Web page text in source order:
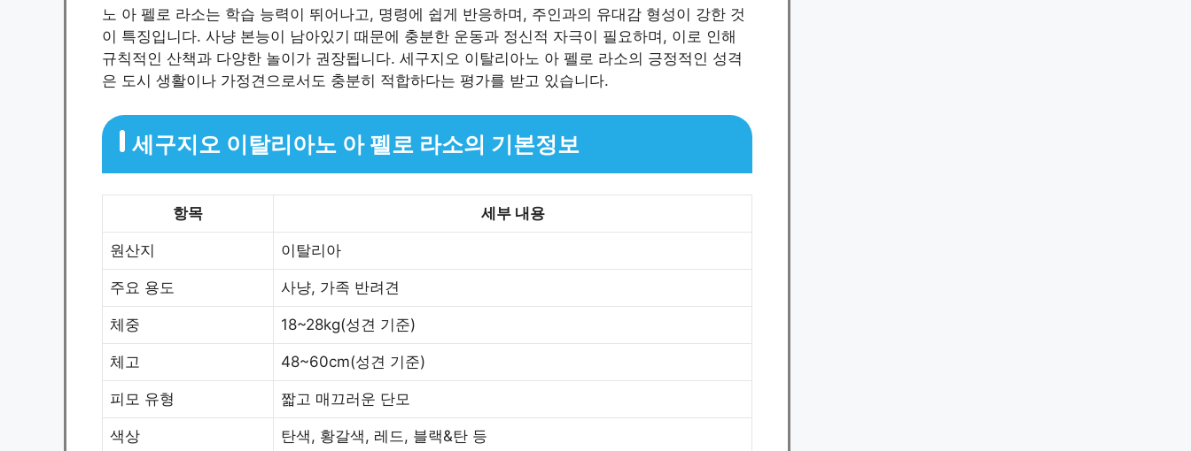
노 아 펠로 라소는 학습 능력이 뛰어나고, 명령에 쉽게 반응하며, 주인과의 유대감 형성이 강한 것
이 특징입니다. 사냥 본능이 남아있기 때문에 충분한 운동과 정신적 자극이 필요하며, 이로 인해
규칙적인 산책과 다양한 놀이가 권장됩니다. 세구지오 이탈리아노 아 펠로 라소의 긍정적인 성격
은 도시 생활이나 가정견으로서도 충분히 적합하다는 평가를 받고 있습니다.
세구지오 이탈리아노 아 펠로 라소의 기본정보
항목 세부 내용
원산지 이탈리아
주요 용도 사냥, 가족 반려견
체중 18~28kg(성견 기준)
체고 48~60cm(성견 기준)
피모 유형 짧고 매끄러운 단모
색상 탄색, 황갈색, 레드, 블랙&탄 등